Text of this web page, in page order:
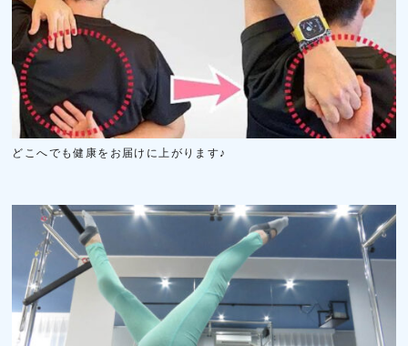
どこへでも健康をお届けに上がります♪